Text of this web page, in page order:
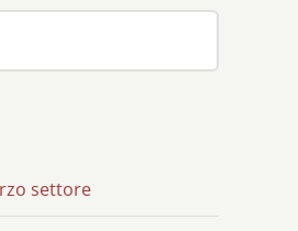
settore